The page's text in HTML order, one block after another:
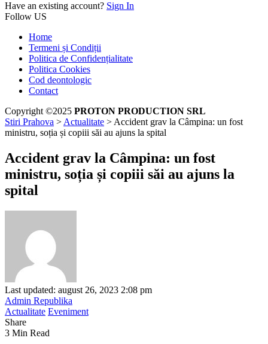
Have an existing account? Sign In
Follow US
Home
Termeni și Condiții
Politica de Confidențialitate
Politica Cookies
Cod deontologic
Contact
Copyright ©2025 PROTON PRODUCTION SRL
Stiri Prahova > Actualitate > Accident grav la Câmpina: un fost
ministru, soția și copiii săi au ajuns la spital
Accident grav la Câmpina: un fost
ministru, soția și copiii săi au ajuns la
spital
Last updated: august 26, 2023 2:08 pm
Admin Republika
Actualitate Eveniment
Share
3 Min Read